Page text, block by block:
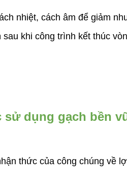
nhiệt, cách âm để giảm
khi công trình kết thúc
sử dụng gạch bền
thức của công chúng về